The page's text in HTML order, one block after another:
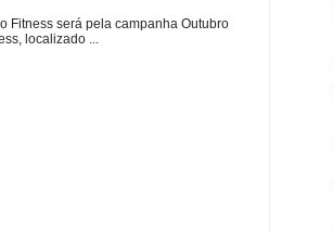
Fitness será pela campanha Outubro
localizado ...